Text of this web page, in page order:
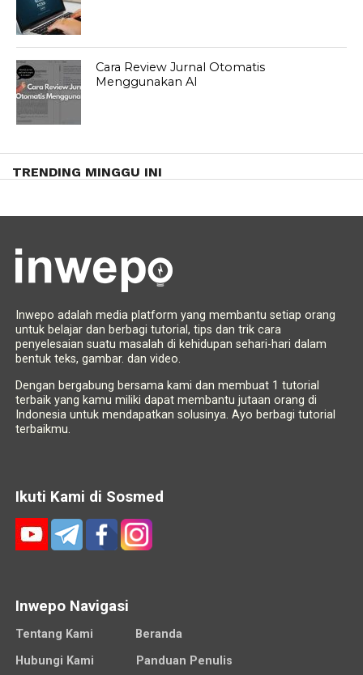
Cara Review Jurnal Otomatis
Menggunakan AI
TRENDING MINGGU INI
Inwepo adalah media platform yang membantu setiap orang
untuk belajar dan berbagi tutorial, tips dan trik cara
penyelesaian suatu masalah di kehidupan sehari-hari dalam
bentuk teks, gambar. dan video.
Dengan bergabung bersama kami dan membuat 1 tutorial
terbaik yang kamu miliki dapat membantu jutaan orang di
Indonesia untuk mendapatkan solusinya. Ayo berbagi tutorial
terbaikmu.
Ikuti Kami di Sosmed
Inwepo Navigasi
Tentang Kami
Beranda
Hubungi Kami
Panduan Penulis